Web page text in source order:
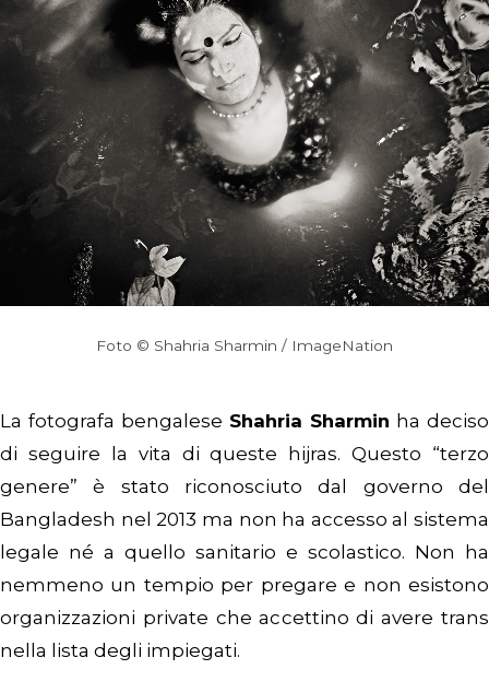
Foto © Shahria Sharmin / ImageNation
La fotografa bengalese Shahria Sharmin ha deciso
di seguire la vita di queste hijras. Questo “terzo
genere” è stato riconosciuto dal governo del
Bangladesh nel 2013 ma non ha accesso al sistema
legale né a quello sanitario e scolastico. Non ha
nemmeno un tempio per pregare e non esistono
organizzazioni private che accettino di avere trans
nella lista degli impiegati.